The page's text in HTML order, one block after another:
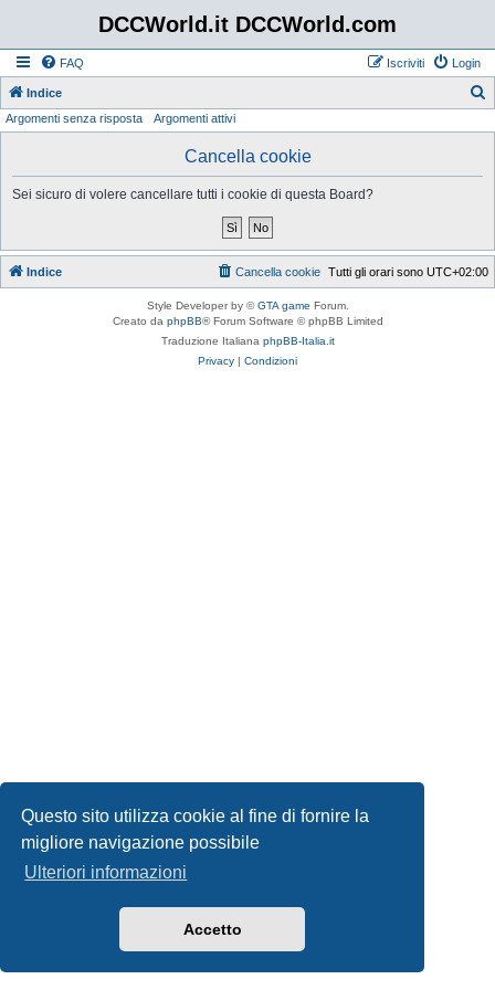
Questo sito utilizza cookie al fine di fornire la
migliore navigazione possibile
Ulteriori informazioni
Accetto
DCCWorld.it DCCWorld.com
FAQ Login
Iscriviti
Indice
Argomenti senza risposta Argomenti attivi
Cancella cookie
Sei sicuro di volere cancellare tutti i cookie di questa Board?
Indice Tutti gli orari sono UTC+02:00
Cancella cookie
Style Developer by ©GTA game Forum.
Creato da phpBB® Forum Software © phpBB Limited
Traduzione Italiana phpBB-Italia.it
Privacy | Condizioni